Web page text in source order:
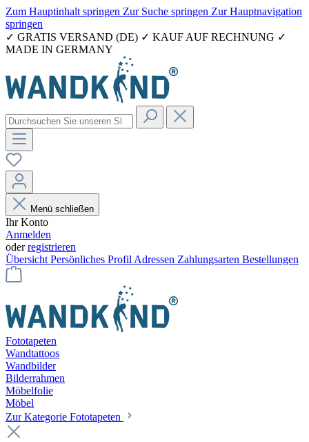
Zum Hauptinhalt springen Zur Suche springen Zur Hauptnavigation
springen
✓ GRATIS VERSAND (DE) ✓ KAUF AUF RECHNUNG ✓
MADE IN GERMANY
Menü schließen
Ihr Konto
Anmelden
oderregistrieren
Übersicht Persönliches Profil Adressen Zahlungsarten Bestellungen
Fototapeten
Wandtattoos
Wandbilder
Bilderrahmen
Möbelfolie
Möbel
Zur Kategorie Fototapeten